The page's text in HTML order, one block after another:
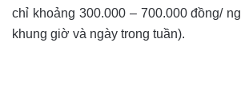
chỉ khoảng 300.000 – 700.000 đồng/
khung giờ và ngày trong tuần).